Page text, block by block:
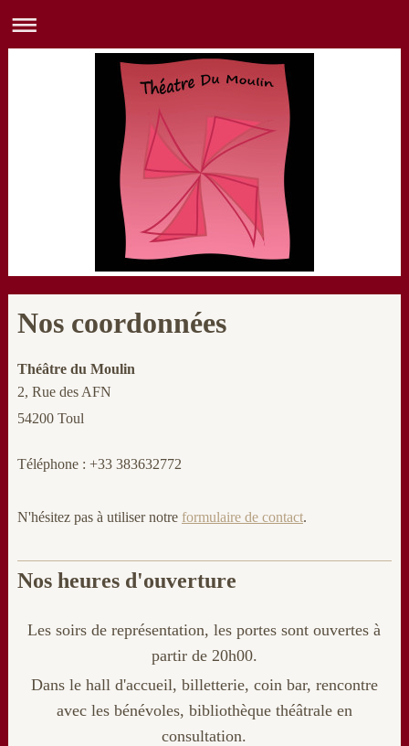
Nos coordonnées
Théâtre du Moulin
2, Rue des AFN
54200 Toul
Téléphone : +33 383632772
N'hésitez pas à utiliser notre formulaire de contact.
Nos heures d'ouverture
Les soirs de représentation, les portes sont ouvertes à
partir de 20h00.
Dans le hall d'accueil, billetterie, coin bar, rencontre
avec les bénévoles, bibliothèque théâtrale en
consultation.